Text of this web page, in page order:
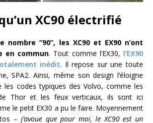
XC90 électrifié
nombre “90”, les XC90 et EX90 n’ont
en commun. Tout comme l’EX30, l’EX90
inédit. Il repose sur une toute
SPA2. Ainsi, même son design l’éloigne
les codes typiques des Volvo, comme les
Thor et les feux verticaux, ils sont ici
le petit EX30 a pu le faire. Moyennement
– j’avoue que pour moi, le XC90 est un